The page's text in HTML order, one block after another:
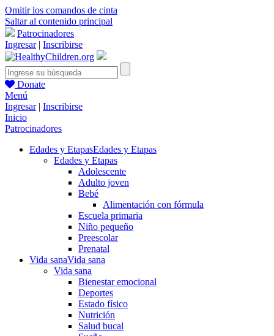
Omitir los comandos de cinta
Saltar al contenido principal
Patrocinadores
Ingresar| Inscribirse
Donate
Menú
Ingresar| Inscribirse
Inicio
Patrocinadores
Edades y EtapasEdades y Etapas
Edades y Etapas
Adolescente
Adulto joven
Bebé
Alimentación con fórmula
Escuela primaria
Niño pequeño
Preescolar
Prenatal
Vida sanaVida sana
Vida sana
Bienestar emocional
Deportes
Estado físico
Nutrición
Salud bucal